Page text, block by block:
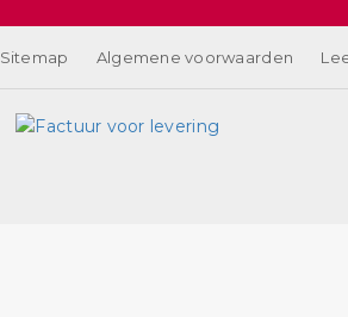
Sitemap Algemene voorwaarden